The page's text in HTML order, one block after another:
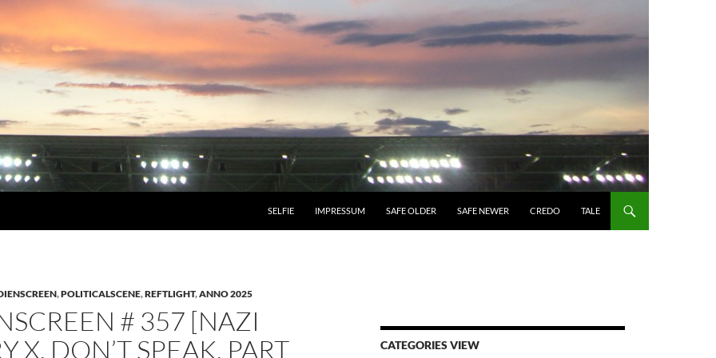
SELFIE IMPRESSUM SAFE OLDER SAFE NEWER CREDO TALE
,POLITICALSCENE,REFTLIGHT,ANNO 2025
# 357 [NAZI
X. DON’T SPEAK. PART
CATEGORIES VIEW